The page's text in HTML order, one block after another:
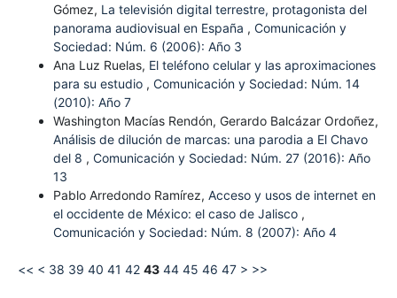
Gómez, La televisión digital terrestre, protagonista del
panorama audiovisual en España , Comunicación y
Sociedad: Núm. 6 (2006): Año 3
Ana Luz Ruelas, El teléfono celular y las aproximaciones
para su estudio , Comunicación y Sociedad: Núm. 14
(2010): Año 7
Washington Macías Rendón, Gerardo Balcázar Ordoñez,
Análisis de dilución de marcas: una parodia a El Chavo
del 8 , Comunicación y Sociedad: Núm. 27 (2016): Año
13
Pablo Arredondo Ramírez, Acceso y usos de internet en
el occidente de México: el caso de Jalisco ,
Comunicación y Sociedad: Núm. 8 (2007): Año 4
<< < 38 39 40 41 42 43 44 45 46 47 > >>